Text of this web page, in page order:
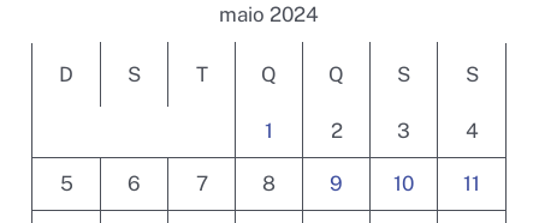
maio 2024
D S T Q Q S S
1 2 3 4
5 6 7 8 9 10 11